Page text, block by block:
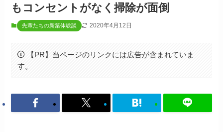
もコンセントがなく掃除が面倒
先輩たちの新築体験談 2020年4月12日
【PR】当ページのリンクには広告が含まれていま
す。